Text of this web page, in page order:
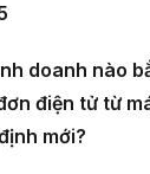
doanh nào
điện tử từ
mới?